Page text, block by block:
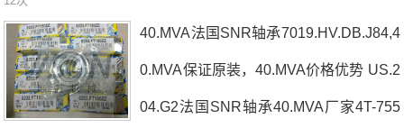
E热销品牌推荐：NU2315EG129424.E40.MVA40.MVA价格,4
0.MVA采购40.MVA价格,40.MVA采购21311.V法国SNR轴承4
0.MVA厂
40.MVA法国SNR轴承7019.HV.DB.J84,4
0.MVA保证原装，40.MVA价格优势 US.2
04.G2法国SNR轴承40.MVA厂家4T-755